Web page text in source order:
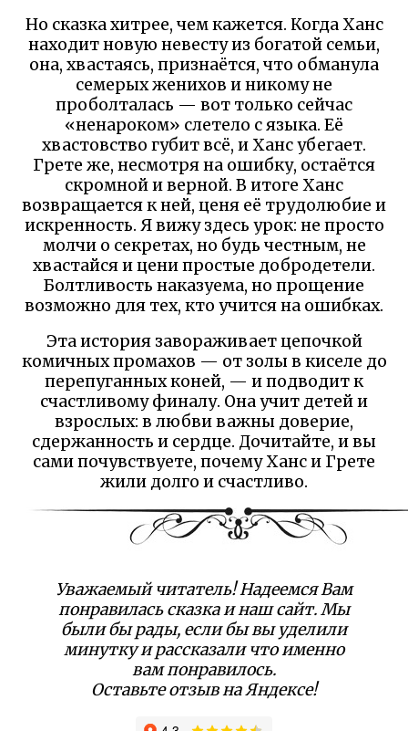
Но сказка хитрее, чем кажется. Когда Ханс
находит новую невесту из богатой семьи,
она, хвастаясь, признаётся, что обманула
семерых женихов и никому не
проболталась — вот только сейчас
«ненароком» слетело с языка. Её
хвастовство губит всё, и Ханс убегает.
Грете же, несмотря на ошибку, остаётся
скромной и верной. В итоге Ханс
возвращается к ней, ценя её трудолюбие и
искренность. Я вижу здесь урок: не просто
молчи о секретах, но будь честным, не
хвастайся и цени простые добродетели.
Болтливость наказуема, но прощение
возможно для тех, кто учится на ошибках.
Эта история завораживает цепочкой
комичных промахов — от золы в киселе до
перепуганных коней, — и подводит к
счастливому финалу. Она учит детей и
взрослых: в любви важны доверие,
сдержанность и сердце. Дочитайте, и вы
сами почувствуете, почему Ханс и Грете
жили долго и счастливо.
Уважаемый читатель! Надеемся Вам
понравилась сказка и наш сайт. Мы
были бы рады, если бы вы уделили
минутку и рассказали что именно
вам понравилось.
Оставьте отзыв на Яндексе!